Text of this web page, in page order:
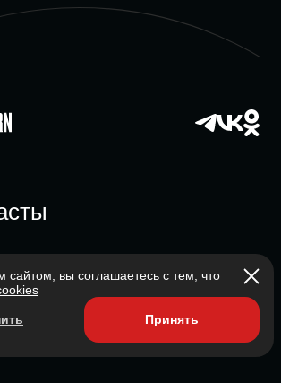
с 2023
сайтом, вы соглашаетесь с тем, что
Принять